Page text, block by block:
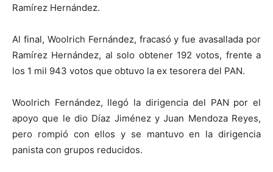
Ramírez Hernández.
Al final, Woolrich Fernández, fracasó y fue avasallada por
Ramírez Hernández, al solo obtener 192 votos, frente a
los 1 mil 943 votos que obtuvo la ex tesorera del PAN.
Woolrich Fernández, llegó la dirigencia del PAN por el
apoyo que le dio Díaz Jiménez y Juan Mendoza Reyes,
pero rompió con ellos y se mantuvo en la dirigencia
panista con grupos reducidos.